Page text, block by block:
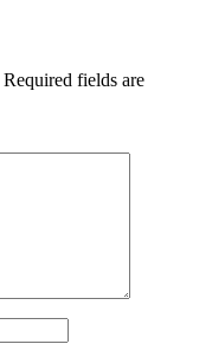
Required fields are